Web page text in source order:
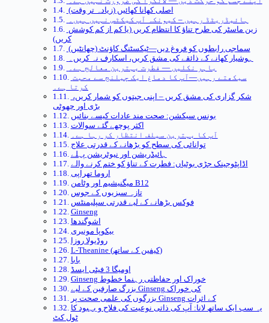
اصلی کھانا کھائیں (زیادہ تر وقت)
ہائیڈریٹڈ رہیں – کیونکہ آپ کیکٹس نہیں ہیں۔
کریں)
سماجی رابطوں کو فروغ دیں—ٹیکسٹنگ کاؤنٹ (چھانٹیں)
ہوشیار کھانے کے ذائقے کی مشق کریں، اسکارف نہ کریں۔
باہر نکلیں — فطرت بہترین معالج ہے۔
کرتا ہے۔
بڑی اور چھوٹی
بونس سیکشن: صحت مند عادات کیسے بنائیں
اکثر پوچھے گئے سوالات
آپ کا بہترین سیلف انتظار کر رہا ہے۔
توانائی کی سطح کو بڑھانے کے قدرتی علاج
ہائیڈریشن اور نیوٹریشن پہلے
اڈاپٹوجینک جڑی بوٹیاں: فطرت کے تناؤ کو ختم کرنے والے
اروما تھراپی
میگنیشیم اور وٹامن B12
تازہ سبزیوں کے جوس
فوکس بڑھانے کے لیے قدرتی سپلیمنٹس
Ginseng
اشوگندھا
بیکوپا مونیری
روڈیولا روزا
L-Theanine (کیفین کے ساتھ)
بابا
اومیگا 3 فیٹی ایسڈ
Ginseng خوراک اور حفاظتی رہنما خطوط
بزرگ صارفین کے لیے Ginseng کی خوراک
بزرگوں کی علمی صحت پر Ginseng کے اثرات
یہ سب ایک ساتھ لانا: آپ کی ذاتی نوعیت کی فلاح و بہبود کا
ٹول کٹ